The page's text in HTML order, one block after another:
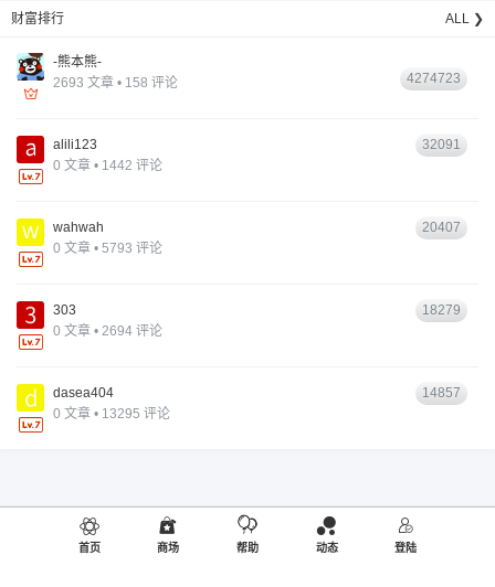
财富排行 ALL ❯
-熊本熊-
2693 文章 • 158 评论
4274723
alili123
0 文章 • 1442 评论
32091
wahwah
0 文章 • 5793 评论
20407
303
0 文章 • 2694 评论
18279
dasea404
0 文章 • 13295 评论
14857
首页 商场 帮助 动态 登陆